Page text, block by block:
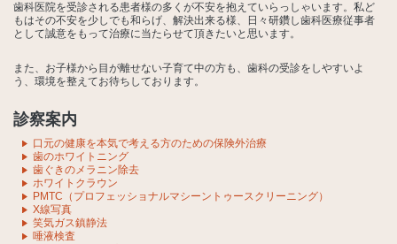
歯科医院を受診される患者様の多くが不安を抱えていらっしゃいます。私ど
もはその不安を少しでも和らげ、解決出来る様、日々研鑽し歯科医療従事者
として誠意をもって治療に当たらせて頂きたいと思います。
また、お子様から目が離せない子育て中の方も、歯科の受診をしやすいよ
う、環境を整えてお待ちしております。
診察案内
口元の健康を本気で考える方のための保険外治療
歯のホワイトニング
歯ぐきのメラニン除去
ホワイトクラウン
PMTC（プロフェッショナルマシーントゥースクリーニング）
X線写真
笑気ガス鎮静法
唾液検査